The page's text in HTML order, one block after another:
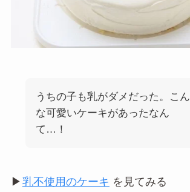
うちの子も乳がダメだった。こん
な可愛いケーキがあったなん
て…！
▶︎ 乳不使用のケーキ を見てみる